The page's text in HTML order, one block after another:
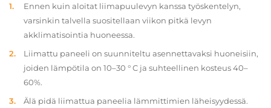
Ennen kuin aloitat liimapuulevyn kanssa työskentelyn,
varsinkin talvella suositellaan viikon pitkä levyn
akklimatisointia huoneessa.
Liimattu paneeli on suunniteltu asennettavaksi huoneisiin,
joiden lämpötila on 10–30 ° C ja suhteellinen kosteus 40–
60%.
Älä pidä liimattua paneelia lämmittimien läheisyydessä.